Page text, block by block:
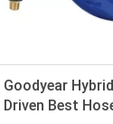
Goodyear
Driven Best